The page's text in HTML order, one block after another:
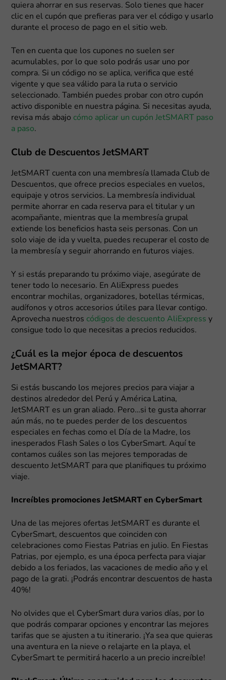
quiera ahorrar en sus reservas. Solo tienes que hacer
clic en el cupón que prefieras para ver el código y usarlo
durante el proceso de pago en el sitio web.
Ten en cuenta que los cupones no suelen ser
acumulables, por lo que solo podrás usar uno por
compra. Si un código no se aplica, verifica que esté
vigente y que sea válido para la ruta o servicio
seleccionado. También puedes probar con otro cupón
activo disponible en nuestra página. Si necesitas ayuda,
revisa más abajo cómo aplicar un cupón JetSMART paso
a paso.
Club de Descuentos JetSMART
JetSMART cuenta con una membresía llamada Club de
Descuentos, que ofrece precios especiales en vuelos,
equipaje y otros servicios. La membresía individual
permite ahorrar en cada reserva para el titular y un
acompañante, mientras que la membresía grupal
extiende los beneficios hasta seis personas. Con un
solo viaje de ida y vuelta, puedes recuperar el costo de
la membresía y seguir ahorrando en futuros viajes.
Y si estás preparando tu próximo viaje, asegúrate de
tener todo lo necesario. En AliExpress puedes
encontrar mochilas, organizadores, botellas térmicas,
audífonos y otros accesorios útiles para llevar contigo.
Aprovecha nuestros códigos de descuento AliExpress y
consigue todo lo que necesitas a precios reducidos.
¿Cuál es la mejor época de descuentos
JetSMART?
Si estás buscando los mejores precios para viajar a
destinos alrededor del Perú y América Latina,
JetSMART es un gran aliado. Pero…si te gusta ahorrar
aún más, no te puedes perder de los descuentos
especiales en fechas como el Día de la Madre, los
inesperados Flash Sales o los CyberSmart. Aquí te
contamos cuáles son las mejores temporadas de
descuento JetSMART para que planifiques tu próximo
viaje.
Increíbles promociones JetSMART en CyberSmart
Una de las mejores ofertas JetSMART es durante el
CyberSmart, descuentos que coinciden con
celebraciones como Fiestas Patrias en julio. En Fiestas
Patrias, por ejemplo, es una época perfecta para viajar
debido a los feriados, las vacaciones de medio año y el
pago de la grati. ¡Podrás encontrar descuentos de hasta
40%!
No olvides que el CyberSmart dura varios días, por lo
que podrás comparar opciones y encontrar las mejores
tarifas que se ajusten a tu itinerario. ¡Ya sea que quieras
una aventura en la nieve o relajarte en la playa, el
CyberSmart te permitirá hacerlo a un precio increíble!